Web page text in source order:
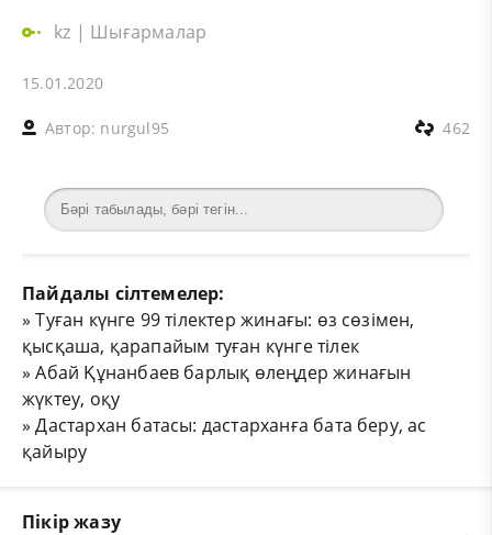
kz | Шығармалар
15.01.2020
Автор: nurgul95 462
Пайдалы сілтемелер:
»Туған күнге 99 тілектер жинағы: өз сөзімен,
қысқаша, қарапайым туған күнге тілек
»Абай Құнанбаев барлық өлеңдер жинағын
жүктеу, оқу
»Дастархан батасы: дастарханға бата беру, ас
қайыру
Пікір жазу